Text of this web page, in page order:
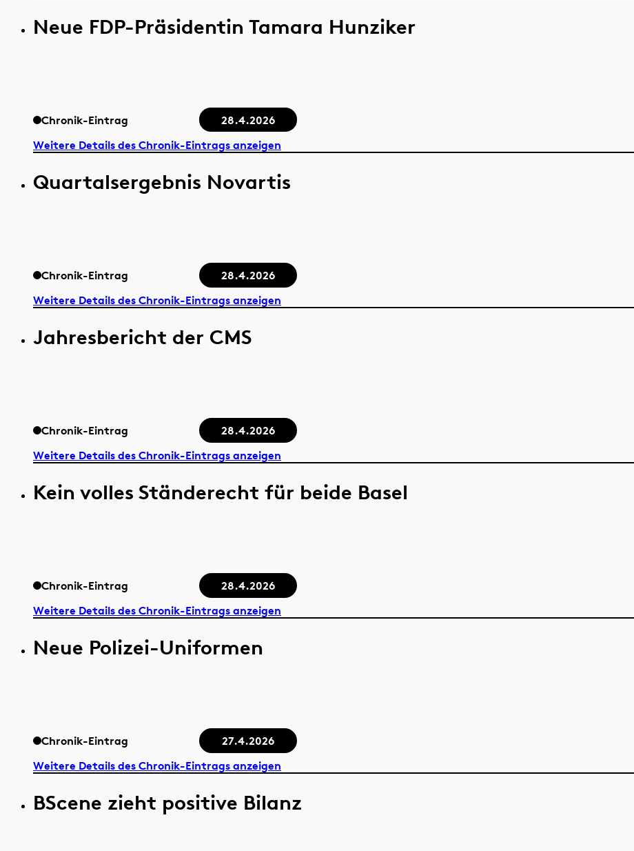
Neue FDP-Präsidentin Tamara Hunziker
Chronik-Eintrag 28.4.2026
Weitere Details des Chronik-Eintrags anzeigen
Quartalsergebnis Novartis
Chronik-Eintrag
28.4.2026
Weitere Details des Chronik-Eintrags anzeigen
Jahresbericht der CMS
Chronik-Eintrag
28.4.2026
Weitere Details des Chronik-Eintrags anzeigen
Kein volles Ständerecht für beide Basel
Chronik-Eintrag
28.4.2026
Weitere Details des Chronik-Eintrags anzeigen
Neue Polizei-Uniformen
Chronik-Eintrag
27.4.2026
Weitere Details des Chronik-Eintrags anzeigen
BScene zieht positive Bilanz